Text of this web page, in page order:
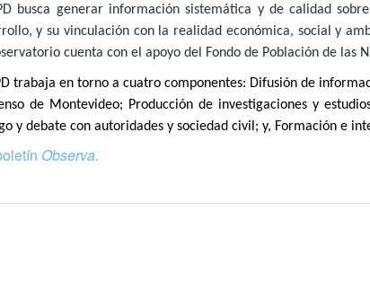
busca generar información sistemática y de calidad
y su vinculación con la realidad económica, social y
cuenta con el apoyo del Fondo de Población de las
trabaja en torno a cuatro componentes: Difusión de
de Montevideo; Producción de investigaciones y
y debate con autoridades y sociedad civil; y, Formación e
Observa.